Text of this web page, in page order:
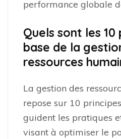
performance globale
Quels sont les 10
base de la
ressources
La gestion des
repose sur 10
guident les pratiques
visant à optimiser le